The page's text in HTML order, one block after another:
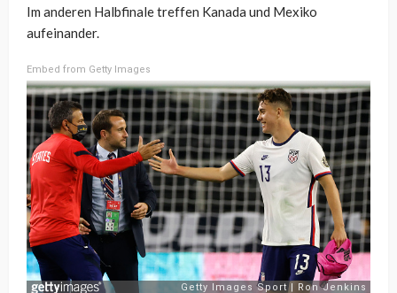
Im anderen Halbfinale treffen Kanada und Mexiko
aufeinander.
Embed from Getty Images